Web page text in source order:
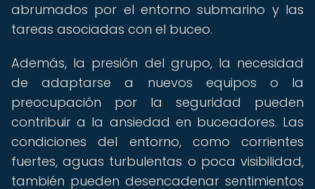
abrumados por el entorno submarino y las
tareas asociadas con el buceo.
Además, la presión del grupo, la necesidad
de adaptarse a nuevos equipos o la
preocupación por la seguridad pueden
contribuir a la ansiedad en buceadores. Las
condiciones del entorno, como corrientes
fuertes, aguas turbulentas o poca visibilidad,
también pueden desencadenar sentimientos